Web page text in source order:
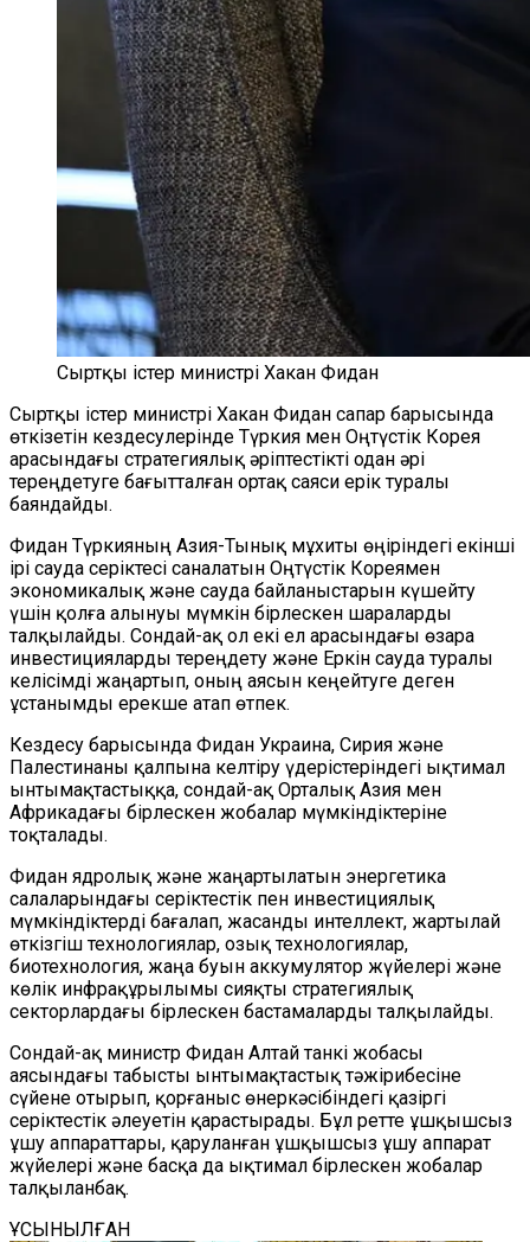
Сыртқы істер министрі Хакан Фидан
Сыртқы істер министрі Хакан Фидан сапар барысында
өткізетін кездесулерінде Түркия мен Оңтүстік Корея
арасындағы стратегиялық әріптестікті одан әрі
тереңдетуге бағытталған ортақ саяси ерік туралы
баяндайды.
Фидан Түркияның Азия-Тынық мұхиты өңіріндегі екінші
ірі сауда серіктесі саналатын Оңтүстік Кореямен
экономикалық және сауда байланыстарын күшейту
үшін қолға алынуы мүмкін бірлескен шараларды
талқылайды. Сондай-ақ ол екі ел арасындағы өзара
инвестицияларды тереңдету және Еркін сауда туралы
келісімді жаңартып, оның аясын кеңейтуге деген
ұстанымды ерекше атап өтпек.
Кездесу барысында Фидан Украина, Сирия және
Палестинаны қалпына келтіру үдерістеріндегі ықтимал
ынтымақтастыққа, сондай-ақ Орталық Азия мен
Африкадағы бірлескен жобалар мүмкіндіктеріне
тоқталады.
Фидан ядролық және жаңартылатын энергетика
салаларындағы серіктестік пен инвестициялық
мүмкіндіктерді бағалап, жасанды интеллект, жартылай
өткізгіш технологиялар, озық технологиялар,
биотехнология, жаңа буын аккумулятор жүйелері және
көлік инфрақұрылымы сияқты стратегиялық
секторлардағы бірлескен бастамаларды талқылайды.
Сондай-ақ министр Фидан Алтай танкі жобасы
аясындағы табысты ынтымақтастық тәжірибесіне
сүйене отырып, қорғаныс өнеркәсібіндегі қазіргі
серіктестік әлеуетін қарастырады. Бұл ретте ұшқышсыз
ұшу аппараттары, қаруланған ұшқышсыз ұшу аппарат
жүйелері және басқа да ықтимал бірлескен жобалар
талқыланбақ.
ҰСЫНЫЛҒАН